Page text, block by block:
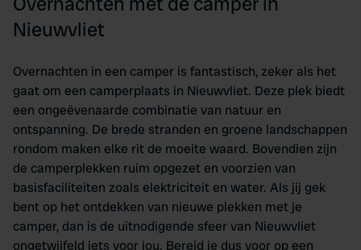
Nieuwvliet
Overnachten in een camper is fantastisch, zeker als het
gaat om een camperplaats in Nieuwvliet. Deze plek biedt
een ongeëvenaarde combinatie van natuur en
ontspanning. De brede stranden en groene landschappen
rondom maken elke rit de moeite waard. Bovendien zijn
de camperplekken ruim opgezet en voorzien van
basisfaciliteiten zoals elektriciteit en water. Als jij gek
bent op het ontdekken van nieuwe plekken met je
camper, dan is de uitnodigende sfeer van Nieuwvliet
ongetwijfeld iets voor jou. Bereid je dus voor op een